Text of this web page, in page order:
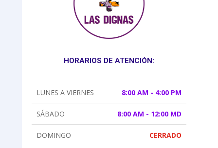
HORARIOS DE ATENCIÓN:
LUNES A VIERNES 8:00 AM - 4:00 PM
SÁBADO 8:00 AM - 12:00 MD
DOMINGO CERRADO